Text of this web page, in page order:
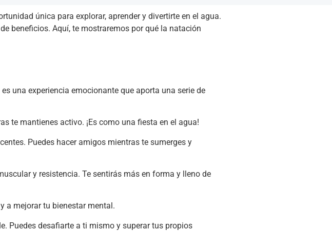
única para explorar, aprender y divertirte en el agua.
beneficios. Aquí, te mostraremos por qué la natación
una experiencia emocionante que aporta una serie de
te mantienes activo. ¡Es como una fiesta en el agua!
Puedes hacer amigos mientras te sumerges y
y resistencia. Te sentirás más en forma y lleno de
a mejorar tu bienestar mental.
Puedes desafiarte a ti mismo y superar tus propios